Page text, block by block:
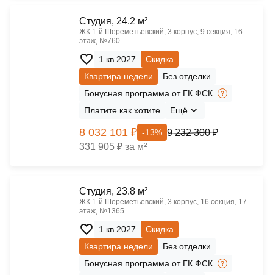
Cтудия, 24.2 м²
ЖК 1‑й Шереметьевский, 3 корпус, 9 секция, 16
этаж, №760
1 кв 2027
Скидка
Квартира недели
Без отделки
Бонусная программа от ГК ФСК
Платите как хотите
Ещё
8 032 101 ₽ -13% 9 232 300 ₽
331 905 ₽ за м²
Cтудия, 23.8 м²
ЖК 1‑й Шереметьевский, 3 корпус, 16 секция, 17
этаж, №1365
1 кв 2027
Скидка
Квартира недели
Без отделки
Бонусная программа от ГК ФСК